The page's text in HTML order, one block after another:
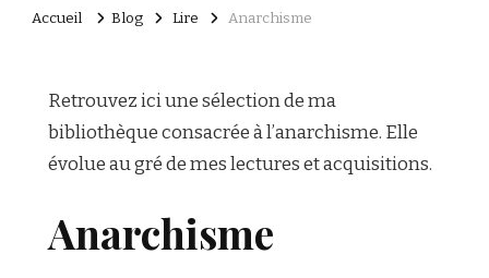
Accueil Blog Lire Anarchisme
Retrouvez ici une sélection de ma
bibliothèque consacrée à l’anarchisme. Elle
évolue au gré de mes lectures et acquisitions.
Anarchisme